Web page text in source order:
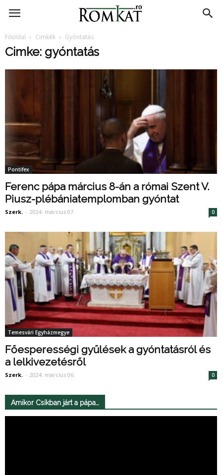
RomKat.ro
Főoldal Cimkék Gyóntatás
Cimke: gyóntatás
Pontifex
Ferenc pápa március 8-án a római Szent V.
Piusz-plébániatemplomban gyóntat
Szerk. - 2024. március 07. 0
Temesvári Egyházmegye
Főesperességi gyűlések a gyóntatásról és
a lelkivezetésről
Szerk. - 2024. március 06. 0
Amikor Csíkban járt a pápa…